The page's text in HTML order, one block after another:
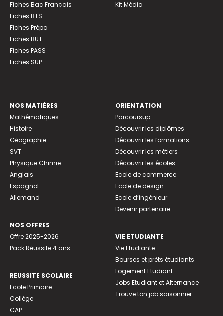
Fiches Bac Français
Fiches BTS
Fiches Prépa
Fiches BUT
Fiches PASS
Fiches SUP
Kit Média
NOS MATIÈRES
Mathématiques
Histoire
Géographie
SVT
Physique Chimie
Anglais
Espagnol
Allemand
NOS OFFRES
Offre 2025-2026
Pack Réussite 4 ans
REUSSITE SCOLAIRE
Ecole Primaire
Collège
CAP
ORIENTATION
Parcoursup
Découvrir les diplômes
Découvrir les formations
Découvrir les métiers
Découvrir les écoles
Ecole de commerce
Ecole de design
Ecole d’ingénieur
Devenir partenaire
VIE ETUDIANTE
Vie Etudiante
Bourses et prêts étudiants
Logement Etudiant
Jobs Etudiant et Alternance
Trouve ton job saisonnier